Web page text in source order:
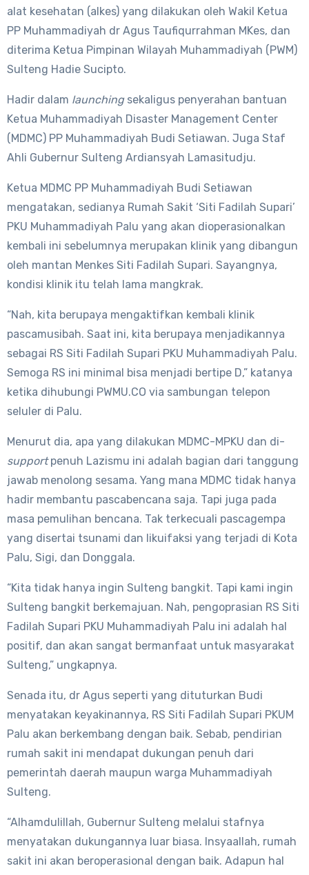
alat kesehatan (alkes) yang dilakukan oleh Wakil Ketua
PP Muhammadiyah dr Agus Taufiqurrahman MKes, dan
diterima Ketua Pimpinan Wilayah Muhammadiyah (PWM)
Sulteng Hadie Sucipto.
Hadir dalam launchingsekaligus penyerahan bantuan
Ketua Muhammadiyah Disaster Management Center
(MDMC) PP Muhammadiyah Budi Setiawan. Juga Staf
Ahli Gubernur Sulteng Ardiansyah Lamasitudju.
Ketua MDMC PP Muhammadiyah Budi Setiawan
mengatakan, sedianya Rumah Sakit ‘Siti Fadilah Supari’
PKU Muhammadiyah Palu yang akan dioperasionalkan
kembali ini sebelumnya merupakan klinik yang dibangun
oleh mantan Menkes Siti Fadilah Supari. Sayangnya,
kondisi klinik itu telah lama mangkrak.
“Nah, kita berupaya mengaktifkan kembali klinik
pascamusibah. Saat ini, kita berupaya menjadikannya
sebagai RS Siti Fadilah Supari PKU Muhammadiyah Palu.
Semoga RS ini minimal bisa menjadi bertipe D,” katanya
ketika dihubungi PWMU.CO via sambungan telepon
seluler di Palu.
Menurut dia, apa yang dilakukan MDMC-MPKU dan di-
supportpenuh Lazismu ini adalah bagian dari tanggung
jawab menolong sesama. Yang mana MDMC tidak hanya
hadir membantu pascabencana saja. Tapi juga pada
masa pemulihan bencana. Tak terkecuali pascagempa
yang disertai tsunami dan likuifaksi yang terjadi di Kota
Palu, Sigi, dan Donggala.
“Kita tidak hanya ingin Sulteng bangkit. Tapi kami ingin
Sulteng bangkit berkemajuan. Nah, pengoprasian RS Siti
Fadilah Supari PKU Muhammadiyah Palu ini adalah hal
positif, dan akan sangat bermanfaat untuk masyarakat
Sulteng,” ungkapnya.
Senada itu, dr Agus seperti yang dituturkan Budi
menyatakan keyakinannya, RS Siti Fadilah Supari PKUM
Palu akan berkembang dengan baik. Sebab, pendirian
rumah sakit ini mendapat dukungan penuh dari
pemerintah daerah maupun warga Muhammadiyah
Sulteng.
“Alhamdulillah, Gubernur Sulteng melalui stafnya
menyatakan dukungannya luar biasa. Insyaallah, rumah
sakit ini akan beroperasional dengan baik. Adapun hal